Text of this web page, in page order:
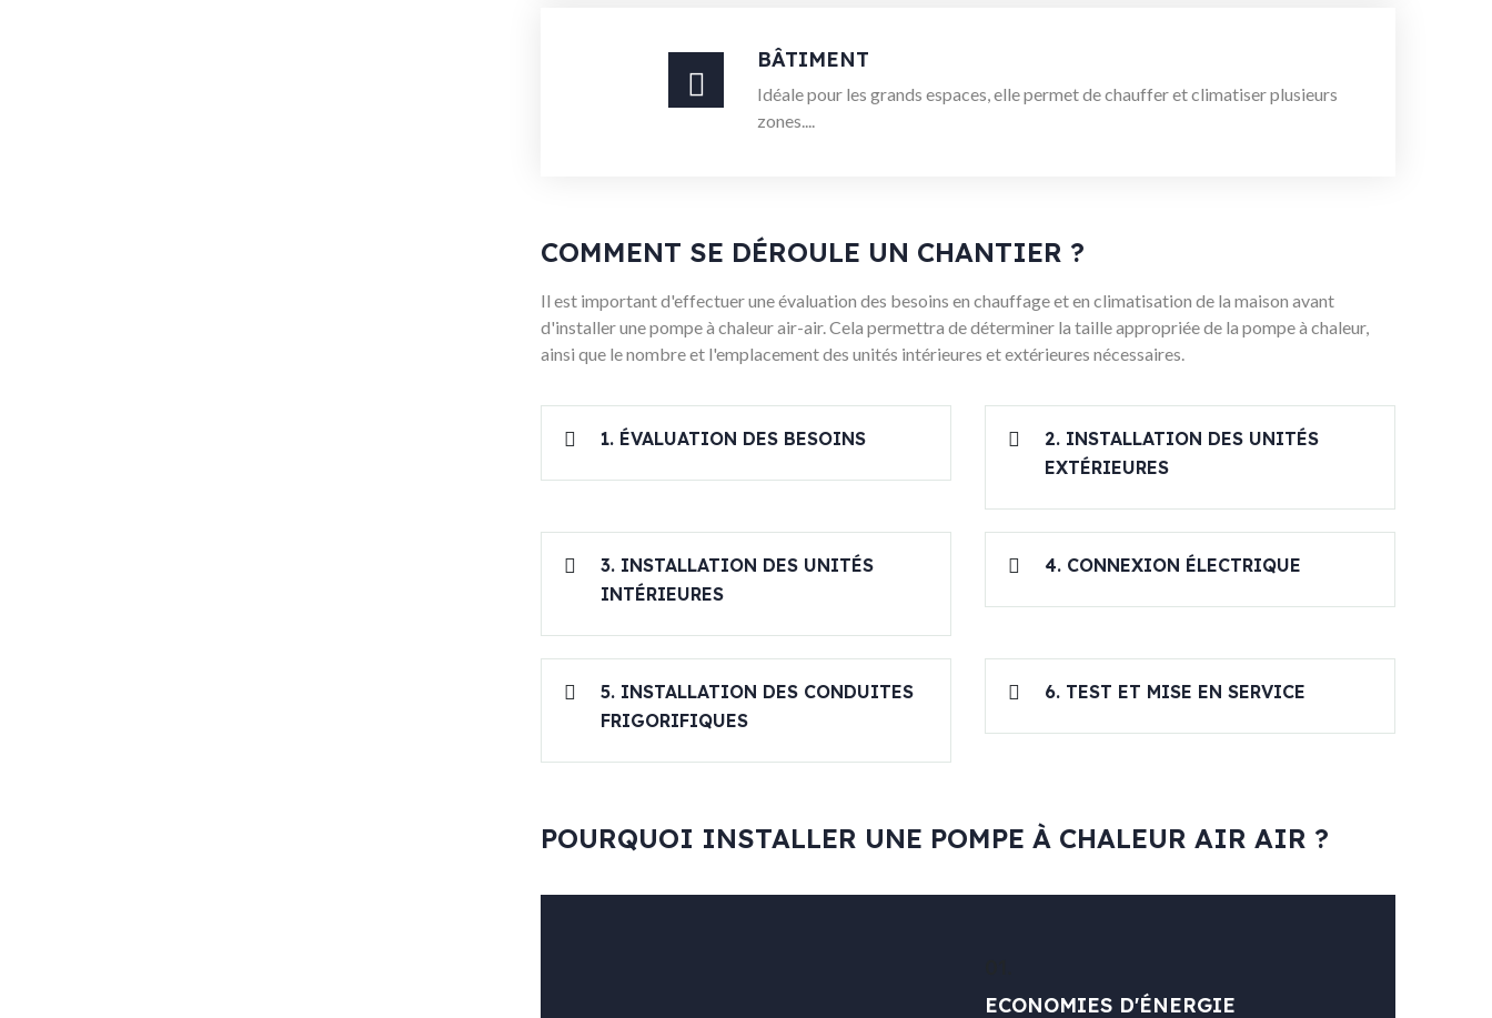
BÂTIMENT
Idéale pour les grands espaces, elle permet de chauffer et climatiser plusieurs
zones....
COMMENT SE DÉROULE UN CHANTIER ?
Il est important d'effectuer une évaluation des besoins en chauffage et en climatisation de la maison avant
d'installer une pompe à chaleur air-air. Cela permettra de déterminer la taille appropriée de la pompe à chaleur,
ainsi que le nombre et l'emplacement des unités intérieures et extérieures nécessaires.
1. ÉVALUATION DES BESOINS
2. INSTALLATION DES UNITÉS
EXTÉRIEURES
3. INSTALLATION DES UNITÉS
INTÉRIEURES
4. CONNEXION ÉLECTRIQUE
5. INSTALLATION DES CONDUITES
FRIGORIFIQUES
6. TEST ET MISE EN SERVICE
POURQUOI INSTALLER UNE POMPE À CHALEUR AIR AIR ?
ECONOMIES D'ÉNERGIE